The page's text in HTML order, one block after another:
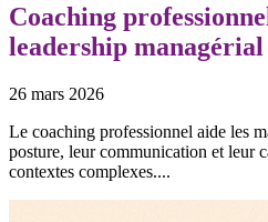
Coaching
leadership managérial
26 mars 2026
Le coaching professionnel aide les
posture, leur communication et leur
contextes complexes....